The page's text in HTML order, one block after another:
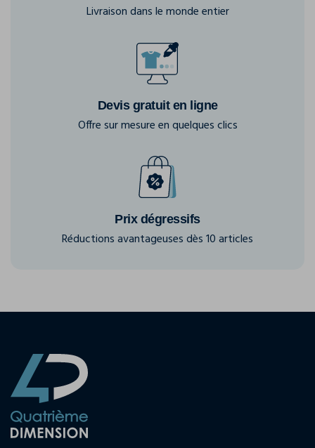
Livraison dans le monde entier
Devis gratuit en ligne
Offre sur mesure en quelques clics
Prix dégressifs
Réductions avantageuses dès 10 articles